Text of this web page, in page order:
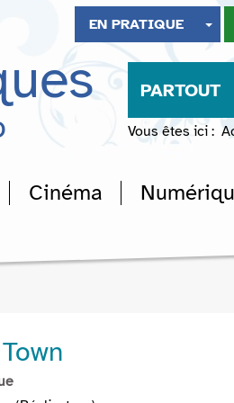
EN PRATIQUE
PARTOUT
Vous êtes ici :
Cinéma